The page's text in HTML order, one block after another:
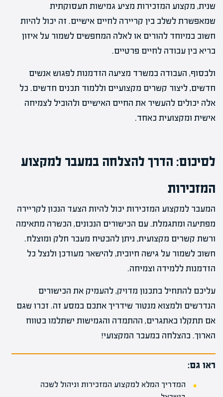
שנית, מקצוע המזכירות מציע גמישות תעסוקתית
שמאפשרת לשלב בין קריירה לחיים אישיים. זה יכול להיות
חשוב במיוחד להורים או לאלה המחפשים לשמור על איזון
בריא בין עבודה לחיים פרטיים.
ולבסוף, העבודה במשרד מציעה הזדמנות לפגוש אנשים
חדשים, ליצור קשרים מקצועיים וללמוד תכנים חדשים. כל
אלה יכולים להעשיר את החיים האישיים ולהוביל לצמיחה
אישית ומקצועית כאחד.
לסיכום: הדרך להצלחה במעבר למקצוע
המזכירות
המעבר למקצוע המזכירות יכול להיות הצעד הנכון לקריירה
מפתיעה ומתגמלת. עם הכישורים הנכונים, הכשרה מתאימה
ורשת קשרים מקצועית, ניתן להבטיח מעבר חלק ומוצלח.
חשוב לשמור על גישה חיובית, להישאר מעודכן ולנצל כל
הזדמנות ללמידה וצמיחה.
עליכם להתחיל בתכנון מדויק, להעמיק את הכישורים
הנדרשים ולמצוא מנטור שידריך אתכם במסע זה. זכרו שגם
אם תתקלו באתגרים, ההתמדה והגמישות ישתלמו בטווח
הארוך. בהצלחה במעבר המקצועי!
ראו גם:
המדריך המלא למקצוע המזכירות וניהול לשכה